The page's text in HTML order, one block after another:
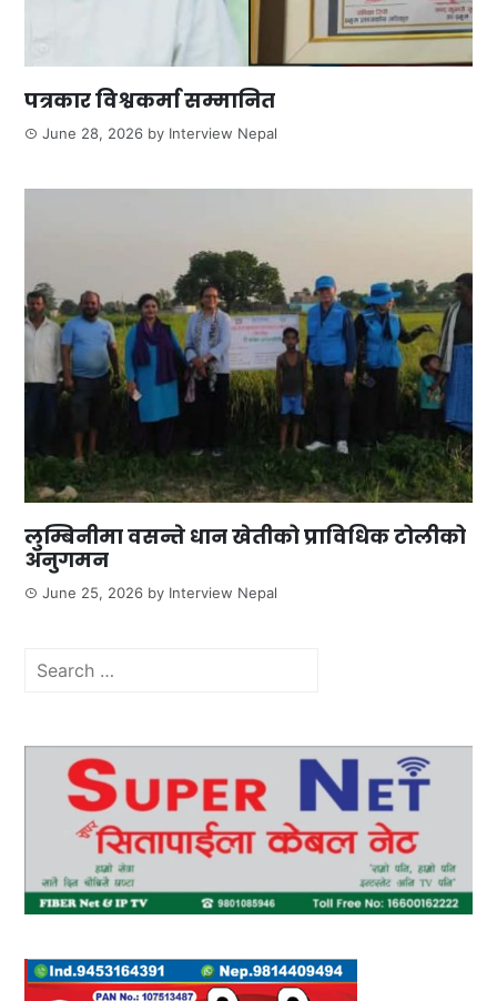
पत्रकार विश्वकर्मा सम्मानित
June 28, 2026 by Interview Nepal
लुम्बिनीमा वसन्ते धान खेतीको प्राविधिक टोलीको
अनुगमन
June 25, 2026 by Interview Nepal
Search